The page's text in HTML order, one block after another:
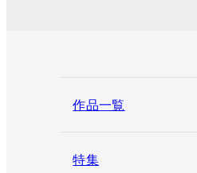
作品一覧
特集